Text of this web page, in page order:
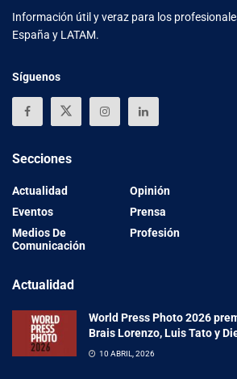
Información útil y veraz para los
España y LATAM.
Síguenos
Secciones
Actualidad
Eventos
Medios De
Comunicación
Opinión
Prensa
Profesión
Actualidad
World Press Photo 2026
Brais Lorenzo, Luis Tato y
10 ABRIL, 2026